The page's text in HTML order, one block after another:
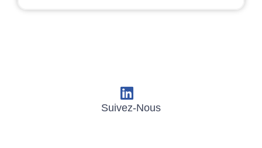
Suivez-Nous